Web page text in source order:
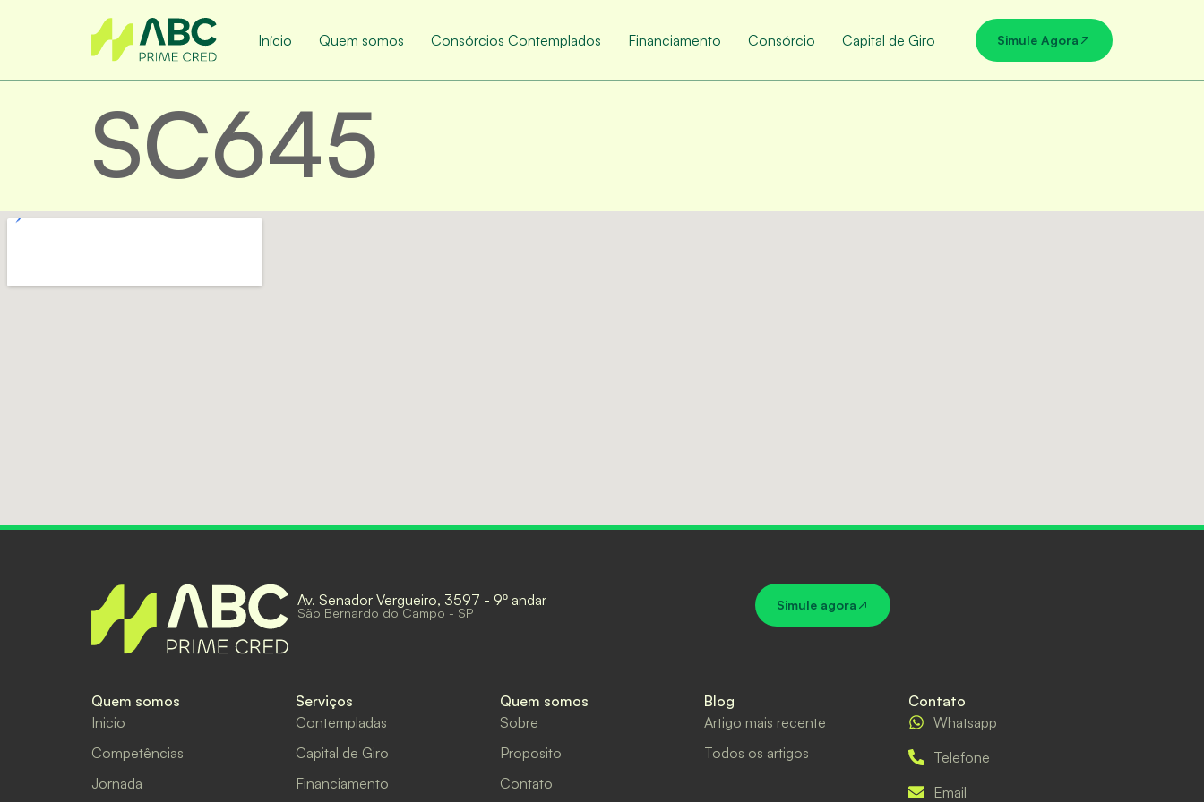
Início Quem somos Consórcios Contemplados Financiamento Consórcio Capital de Giro Simule Agora
SC645
Av. Senador Vergueiro, 3597 - 9º andar
São Bernardo do Campo - SP
Simule agora
Quem somos
Inicio
Competências
Jornada
Serviços
Contempladas
Capital de Giro
Financiamento
Quem somos
Sobre
Proposito
Contato
Blog
Artigo mais recente
Todos os artigos
Contato
Whatsapp
Telefone
Email